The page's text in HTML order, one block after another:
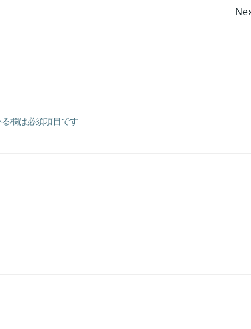
ゲ
欄は必須項目です